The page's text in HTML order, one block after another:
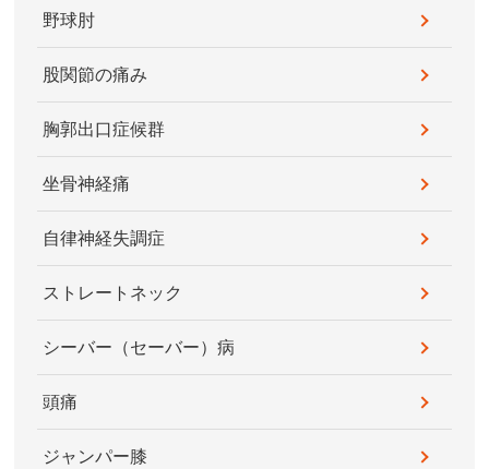
野球肘
股関節の痛み
胸郭出口症候群
坐骨神経痛
自律神経失調症
ストレートネック
シーバー（セーバー）病
頭痛
ジャンパー膝